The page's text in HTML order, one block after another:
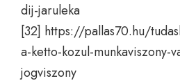
dij-jaruleka
[32] https://pallas70.hu/
a-ketto-kozul-munkaviszony-
jogviszony